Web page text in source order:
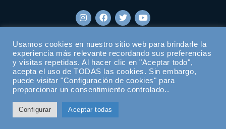
Usamos cookies en nuestro sitio web para brindarle la
experiencia más relevante recordando sus preferencias
y visitas repetidas. Al hacer clic en "Aceptar todo",
acepta el uso de TODAS las cookies. Sin embargo,
puede visitar "Configuración de cookies" para
proporcionar un consentimiento controlado..
Configurar Aceptar todas